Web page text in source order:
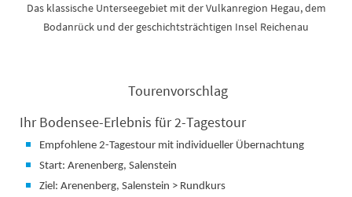
Das klassische Unterseegebiet mit der Vulkanregion Hegau, dem
Bodanrück und der geschichtsträchtigen Insel Reichenau
Tourenvorschlag
Ihr Bodensee-Erlebnis für 2-Tagestour
Empfohlene 2-Tagestour mit individueller Übernachtung
Start: Arenenberg, Salenstein
Ziel: Arenenberg, Salenstein > Rundkurs